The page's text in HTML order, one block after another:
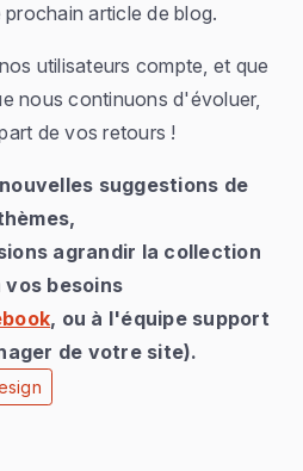
article de blog.
utilisateurs compte, et que
nous continuons d'évoluer,
de vos retours !
suggestions de
agrandir la collection
vos besoins
, ou à l'équipe support
de votre site).